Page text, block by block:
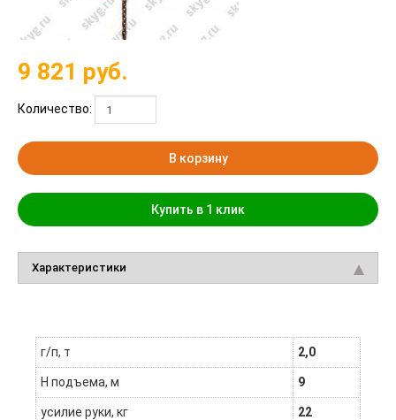
9 821 руб.
Количество:
В корзину
Купить в 1 клик
Характеристики
г/п, т 2,0
H подъема, м 9
усилие руки, кг 22